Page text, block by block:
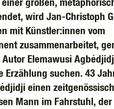
wird Jan-Christoph
mit Künstler:innen vom
zusammenarbeitet,
Elemawusi
Erzählung suchen. 43
einen
Mann im Fahrstuhl,